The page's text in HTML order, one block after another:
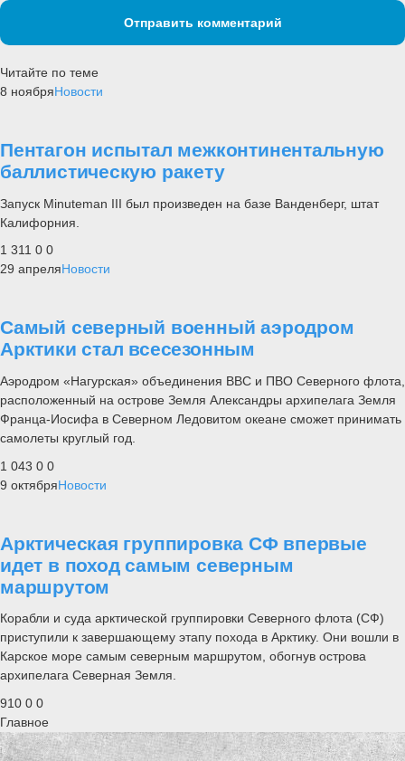
Отправить комментарий
Читайте по теме
8 ноябряНовости
Пентагон испытал межконтинентальную
баллистическую ракету
Запуск Minuteman III был произведен на базе Ванденберг, штат
Калифорния.
1 311 0 0
29 апреляНовости
Самый северный военный аэродром
Арктики стал всесезонным
Аэродром «Нагурская» объединения ВВС и ПВО Северного флота,
расположенный на острове Земля Александры архипелага Земля
Франца-Иосифа в Северном Ледовитом океане сможет принимать
самолеты круглый год.
1 043 0 0
9 октябряНовости
Арктическая группировка СФ впервые
идет в поход самым северным
маршрутом
Корабли и суда арктической группировки Северного флота (СФ)
приступили к завершающему этапу похода в Арктику. Они вошли в
Карское море самым северным маршрутом, обогнув острова
архипелага Северная Земля.
910 0 0
Главное